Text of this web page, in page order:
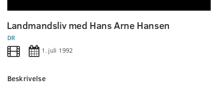
seconds
of
0
seconds
Landmandsliv med Hans Arne Hansen
DR
1. juli 1992
Beskrivelse